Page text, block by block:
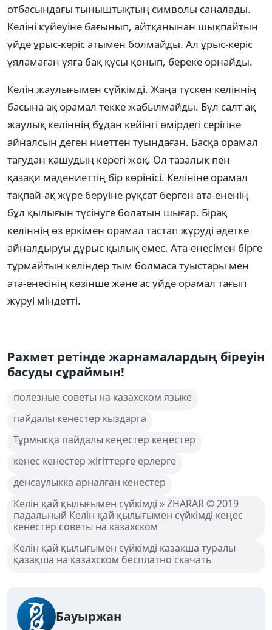
отбасындағы тыныштықтың символы саналады.
Келіні күйеуіне бағынып, айтқанынан шықпайтын
үйде ұрыс-керіс атымен болмайды. Ал ұрыс-керіс
ұяламаған ұяға бақ құсы қонып, береке орнайды.
Келін жаулығымен сүйкімді. Жаңа түскен келіннің
басына ақ орамал текке жабылмайды. Бұл салт ақ
жаулық келіннің бұдан кейінгі өмірдегі серігіне
айналсын деген ниеттен туындаған. Басқа орамал
тағудан қашудың керегі жоқ. Ол тазалық пен
қазақи мәдениеттің бір көрінісі. Келініне орамал
тақпай-ақ жүре беруіне рұқсат берген ата-ененің
бұл қылығын түсінуге болатын шығар. Бірақ
келіннің өз еркімен орамал тастап жүруді әдетке
айналдыруы дұрыс қылық емес. Ата-енесімен бірге
тұрмайтын келіндер тым болмаса туыстары мен
ата-енесінің көзінше және ас үйде орамал тағып
жүруі міндетті.
Рахмет ретінде жарнамалардың біреуін
басуды сұраймын!
полезные советы на казахском языке
пайдалы кенестер кыздарга
Тұрмысқа пайдалы кеңестер кеңестер
кенес кенестер жігіттерге ерлерге
денсаулыкка арналған кенестер
Келін қай қылығымен сүйкімді » ZHARAR © 2019
падальный Келін қай қылығымен сүйкімді кеңес
кенестер советы на казахском
Келін қай қылығымен сүйкімді казакша туралы
қазақша на казахском бесплатно скачать
Бауыржан